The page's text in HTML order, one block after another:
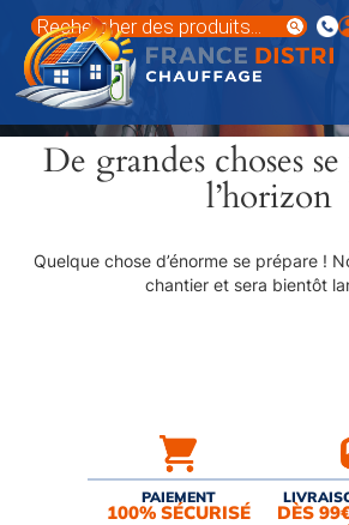
contenu
principal
Recherche
de
produits
De grandes choses
l’horizon
Quelque chose d’énorme se prépare !
chantier et sera bientôt
PAIEMENT
100% SÉCURISÉ DÈS